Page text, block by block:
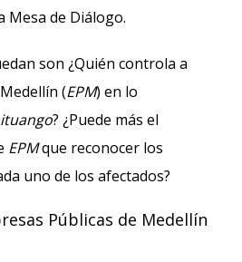
Mesa de Diálogo.
son ¿Quién controla a
(EPM) en lo
? ¿Puede más el
EPMque reconocer los
uno de los afectados?
Públicas de Medellín